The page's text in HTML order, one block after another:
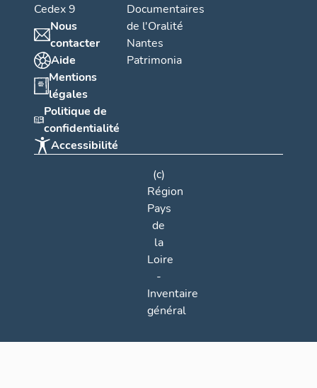
Cedex 9
Nous
contacter
Aide
Mentions
légales
Politique de
confidentialité
Accessibilité
Documentaires
de l'Oralité
Nantes
Patrimonia
(c)
Région
Pays
de
la
Loire
-
Inventaire
général